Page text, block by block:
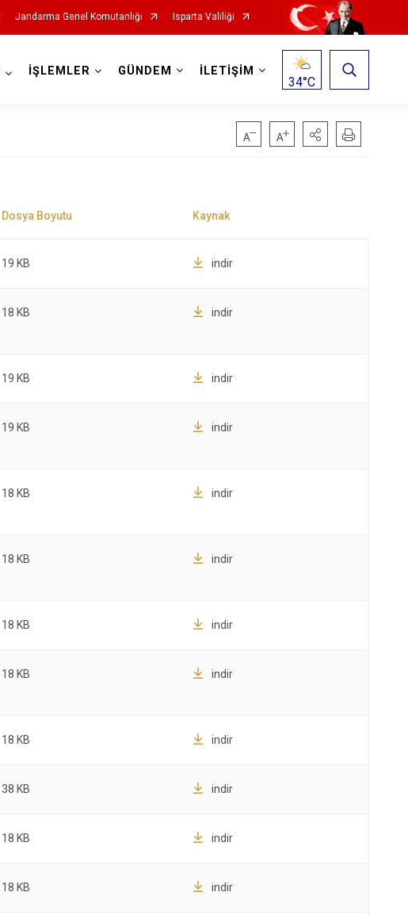
Jandarma Genel Komutanlığı Isparta Valiliği
İŞLEMLER GÜNDEM İLETİŞİM
34°C
19 KB indir
18 KB indir
19 KB indir
19 KB indir
18 KB indir
18 KB indir
18 KB indir
18 KB indir
18 KB indir
38 KB indir
18 KB indir
18 KB indir